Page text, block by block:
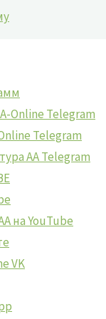
Online Telegram
Telegram
АА Telegram
на YouTube
VK